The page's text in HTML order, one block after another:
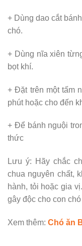
+ Dùng dao cắt
chó.
+ Dùng nĩa xiên
bọt khí.
+ Đặt trên một tấm
phút hoặc cho đến
+ Để bánh nguội
thức
Lưu ý: Hãy chắc
chua nguyên chất,
hành, tỏi hoặc gia
gây độc cho con
Xem thêm: Chó ăn